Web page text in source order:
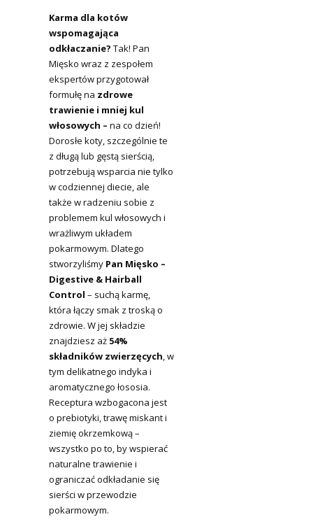
Karma dla kotów
wspomagająca
odkłaczanie? Tak! Pan
Mięsko wraz z zespołem
ekspertów przygotował
formułę na zdrowe
trawienie i mniej kul
włosowych – na co dzień!
Dorosłe koty, szczególnie te
z długą lub gęstą sierścią,
potrzebują wsparcia nie tylko
w codziennej diecie, ale
także w radzeniu sobie z
problemem kul włosowych i
wrażliwym układem
pokarmowym. Dlatego
stworzyliśmy Pan Mięsko –
Digestive & Hairball
Control – suchą karmę,
która łączy smak z troską o
zdrowie. W jej składzie
znajdziesz aż 54%
składników zwierzęcych, w
tym delikatnego indyka i
aromatycznego łososia.
Receptura wzbogacona jest
o prebiotyki, trawę miskant i
ziemię okrzemkową –
wszystko po to, by wspierać
naturalne trawienie i
ograniczać odkładanie się
sierści w przewodzie
pokarmowym.